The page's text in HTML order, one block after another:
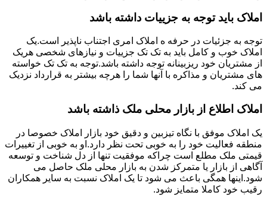
املاک باید توجه به جزییات داشته باشد
توجه به جزئیات در حرفه ه املاک امری اجتناب ناپذیر است.یک
املاک خوب و کامل باید به تک تک جزییات و نیازهای شخصی هریک
از مشتریان خود ریزبینانه توجه داشته باشد.توجه به تک تک خواسته
های مشتریان و مذاکره با آنها شما را هرچه بیشتر به قرارداد نزدیک
می کند.
املاک اطلاع از بازار محلی ملک ذاشته باشد
یک املاک موفق با نگاه تیزبین و دقیق خود بازار املاک خصوصا در
منطقه فعالیت خود را به خوبی تحت نظر دارد.او به خوبی از تغییرات
قیمتی ملک مطلع است چراکه موفقیت تنها از دل شناخت و توسعه
آگاهی از بازار یا متمرکز شدن به بازار محلی ملک حاصل می
شود.اینها همگی باعث می شود تا یک املاک نسبت به سایر همکاران
رقیب خود کاملا متمایز شود.